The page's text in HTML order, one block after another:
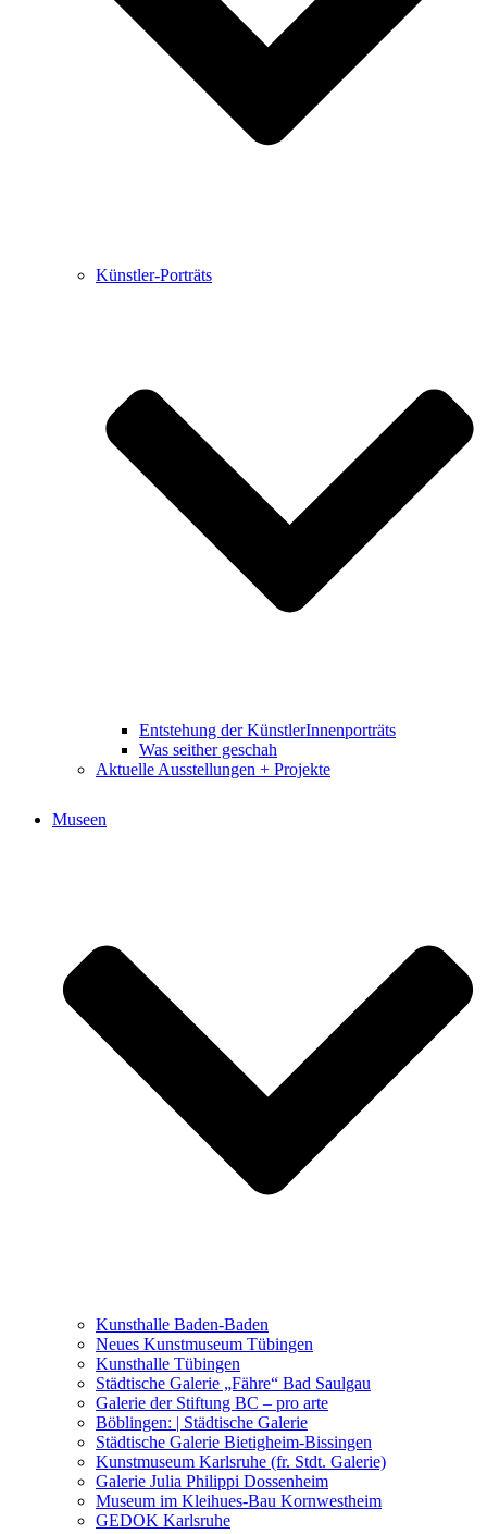
Künstler-Porträts
Entstehung der KünstlerInnenporträts
Was seither geschah
Aktuelle Ausstellungen + Projekte
Was seither geschah
Kunstwettbewerbe, Ausschreibungen für Künstler
Museen
Kunsthalle Baden-Baden
Neues Kunstmuseum Tübingen
Kunsthalle Tübingen
Städtische Galerie „Fähre“ Bad Saulgau
Galerie der Stiftung BC – pro arte
Böblingen: | Städtische Galerie
Städtische Galerie Bietigheim-Bissingen
Kunstmuseum Karlsruhe (fr. Stdt. Galerie)
Galerie Julia Philippi Dossenheim
Museum im Kleihues-Bau Kornwestheim
GEDOK Karlsruhe